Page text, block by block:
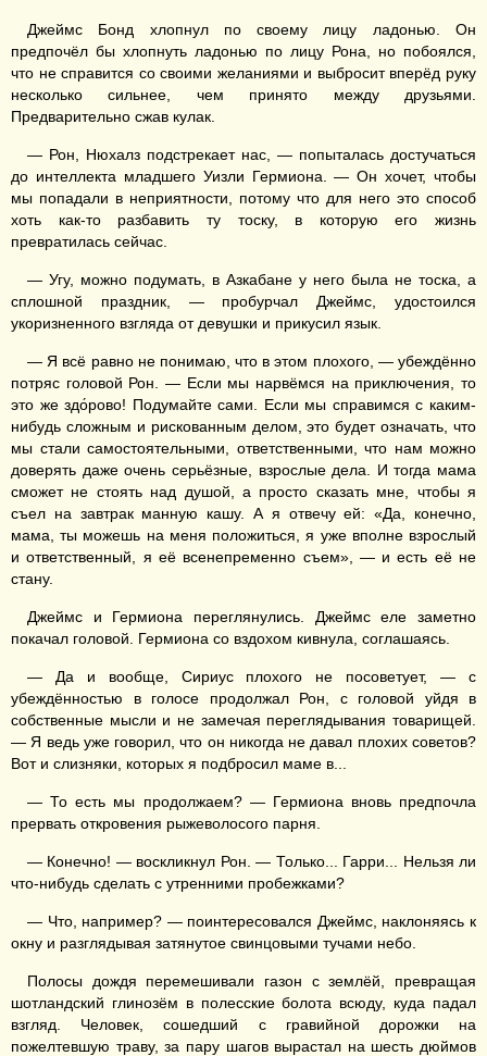
Джеймс Бонд хлопнул по своему лицу ладонью. Он
предпочёл бы хлопнуть ладонью по лицу Рона, но побоялся,
что не справится со своими желаниями и выбросит вперёд руку
несколько сильнее, чем принято между друзьями.
Предварительно сжав кулак.
— Рон, Нюхалз подстрекает нас, — попыталась достучаться
до интеллекта младшего Уизли Гермиона. — Он хочет, чтобы
мы попадали в неприятности, потому что для него это способ
хоть как-то разбавить ту тоску, в которую его жизнь
превратилась сейчас.
— Угу, можно подумать, в Азкабане у него была не тоска, а
сплошной праздник, — пробурчал Джеймс, удостоился
укоризненного взгляда от девушки и прикусил язык.
— Я всё равно не понимаю, что в этом плохого, — убеждённо
потряс головой Рон. — Если мы нарвёмся на приключения, то
это же здо́рово! Подумайте сами. Если мы справимся с каким-
нибудь сложным и рискованным делом, это будет означать, что
мы стали самостоятельными, ответственными, что нам можно
доверять даже очень серьёзные, взрослые дела. И тогда мама
сможет не стоять над душой, а просто сказать мне, чтобы я
съел на завтрак манную кашу. А я отвечу ей: «Да, конечно,
мама, ты можешь на меня положиться, я уже вполне взрослый
и ответственный, я её всенепременно съем», — и есть её не
стану.
Джеймс и Гермиона переглянулись. Джеймс еле заметно
покачал головой. Гермиона со вздохом кивнула, соглашаясь.
— Да и вообще, Сириус плохого не посоветует, — с
убеждённостью в голосе продолжал Рон, с головой уйдя в
собственные мысли и не замечая переглядывания товарищей.
— Я ведь уже говорил, что он никогда не давал плохих советов?
Вот и слизняки, которых я подбросил маме в...
— То есть мы продолжаем? — Гермиона вновь предпочла
прервать откровения рыжеволосого парня.
— Конечно! — воскликнул Рон. — Только... Гарри... Нельзя ли
что-нибудь сделать с утренними пробежками?
— Что, например? — поинтересовался Джеймс, наклоняясь к
окну и разглядывая затянутое свинцовыми тучами небо.
Полосы дождя перемешивали газон с землёй, превращая
шотландский глинозём в полесские болота всюду, куда падал
взгляд. Человек, сошедший с гравийной дорожки на
пожелтевшую траву, за пару шагов вырастал на шесть дюймов